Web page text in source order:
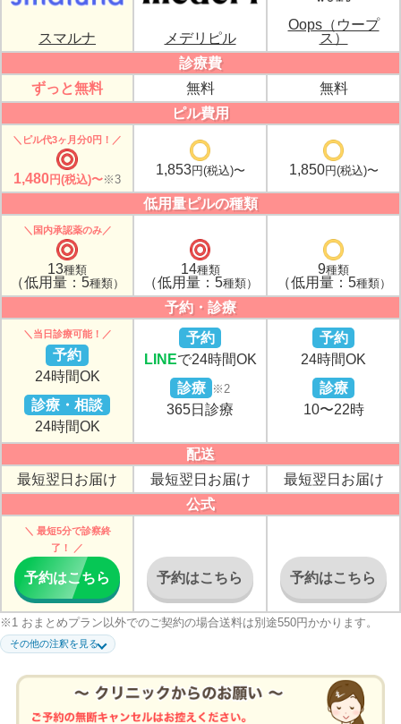
※1 おまとめプラン以外でのご契約の場合送料は別途550円かかります。
※2 診療時間については当日の予約状況・医師の都合によっても変動する場
合がございます。最新情報については、ご予約フォームからご確認くださ
い。
ユ・ファボワールを選択した場合に適用。（お一人様一回限り有効）※初回
の決済総額¥17,760※上記金額で購入するためにはクーポンコードの入力が
必要です。決済時に必ず「SM2026」とご入力ください。※クーポンの併用
その他の注釈を見る
スマルナ メデリピル
Oops（ウープ
ス）
診療費
ずっと無料
無料
無料
ピル費用
＼ピル代3ヶ月分0円！／
1,480円(税込)〜※3
1,853円(税込)〜 1,850円(税込)〜
低用量ピルの種類
＼国内承認薬のみ／
13種類
（低用量：5種類）
14種類
（低用量：5種類）
9種類
（低用量：5種類）
予約・診療
＼当日診療可能！／
予約
24時間OK
診療・相談
24時間OK
予約
LINEで24時間OK
診療
※2
365日診療
予約
24時間OK
診療
10〜22時
配送
最短翌日お届け
最短翌日お届け
最短翌日お届け
公式
＼ 最短5分で診察終
了！ ／
予約はこちら 予約はこちら 予約はこちら